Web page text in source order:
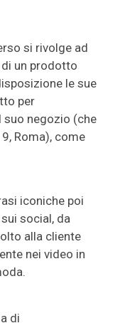
si rivolge ad
un prodotto
le sue
per
negozio (che
Roma), come
iconiche poi
social, da
alla cliente
nei video in
di